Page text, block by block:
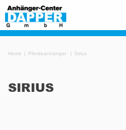
Home Pferdeanhänger Sirius
SIRIUS